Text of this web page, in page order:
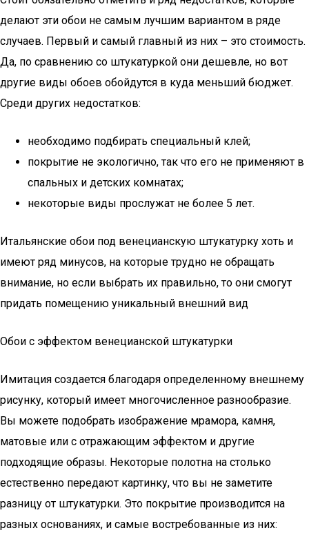
делают эти обои не самым лучшим вариантом в ряде
случаев. Первый и самый главный из них – это стоимость.
Да, по сравнению со штукатуркой они дешевле, но вот
другие виды обоев обойдутся в куда меньший бюджет.
Среди других недостатков:
необходимо подбирать специальный клей;
покрытие не экологично, так что его не применяют в
спальных и детских комнатах;
некоторые виды прослужат не более 5 лет.
Итальянские обои под венецианскую штукатурку хоть и
имеют ряд минусов, на которые трудно не обращать
внимание, но если выбрать их правильно, то они смогут
придать помещению уникальный внешний вид
Обои с эффектом венецианской штукатурки
Имитация создается благодаря определенному внешнему
рисунку, который имеет многочисленное разнообразие.
Вы можете подобрать изображение мрамора, камня,
матовые или с отражающим эффектом и другие
подходящие образы. Некоторые полотна на столько
естественно передают картинку, что вы не заметите
разницу от штукатурки. Это покрытие производится на
разных основаниях, и самые востребованные из них: